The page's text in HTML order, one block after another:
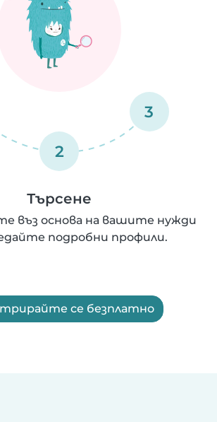
2
3
Търсене
въз основа на вашите нужди
подробни профили.
се безплатно